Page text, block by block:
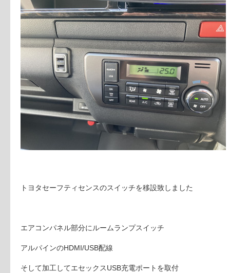
トヨタセーフティセンスのスイッチを移設致しました
エアコンパネル部分にルームランプスイッチ
アルパインのHDMI/USB配線
そして加工してエセックスUSB充電ポートを取付